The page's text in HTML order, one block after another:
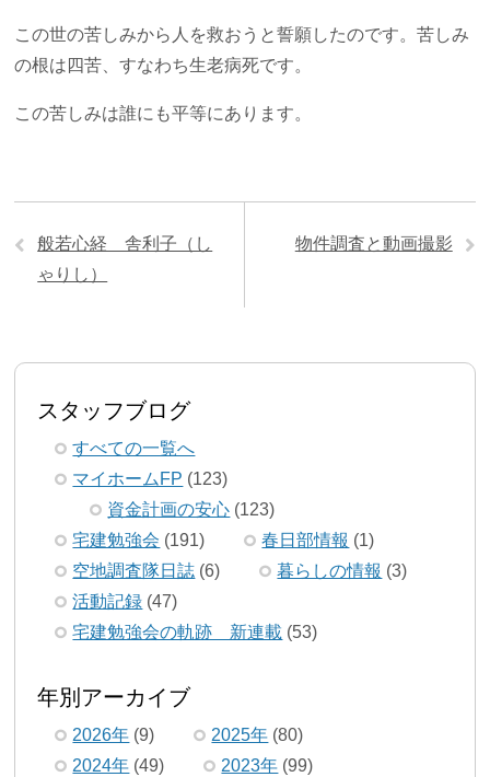
この世の苦しみから人を救おうと誓願したのです。苦しみ
の根は四苦、すなわち生老病死です。
この苦しみは誰にも平等にあります。
般若心経 舎利子（し
ゃりし）
物件調査と動画撮影
スタッフブログ
すべての一覧へ
マイホームFP (123)
資金計画の安心 (123)
宅建勉強会 (191) 春日部情報 (1)
空地調査隊日誌 (6) 暮らしの情報 (3)
活動記録 (47)
宅建勉強会の軌跡 新連載 (53)
年別アーカイブ
2026年 (9) 2025年 (80)
2024年 (49) 2023年 (99)